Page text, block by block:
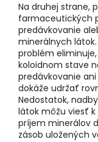
Na druhej strane,
farmaceutických
predávkovanie
minerálnych
problém
koloidnom stave
predávkovanie
dokáže udržať
Nedostatok,
látok môžu viesť
príjem minerálov
zásob uložených